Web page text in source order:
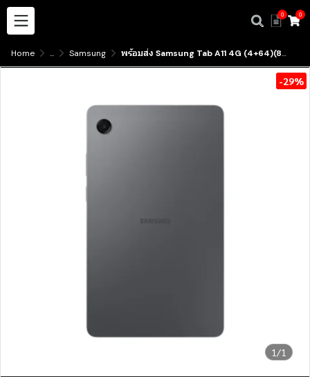
0 0
Home ... Samsung พร้อมส่ง Samsung Tab A11 4G (4+64)(8+128) เครื่องศูนย์ไทย ประกัน1ปี มีบริการรับสินค้าหน้าร้าน
1/1
-29%